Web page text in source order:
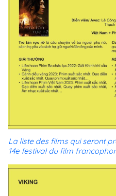
La liste des films qui seront
14e festival du film